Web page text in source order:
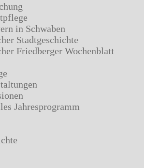
in Schwaben
Stadtgeschichte
Friedberger Wochenblatt
Jahresprogramm